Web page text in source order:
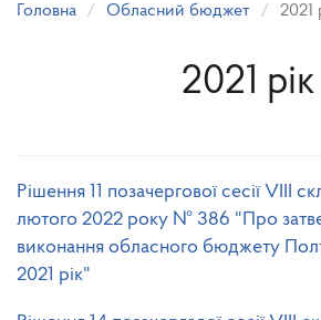
Головна Обласний бюджет 2021
2021 рік
Рішення 11 позачергової сесії VIІІ
лютого 2022 року № 386 "Про
виконання обласного бюджету
2021 рік"